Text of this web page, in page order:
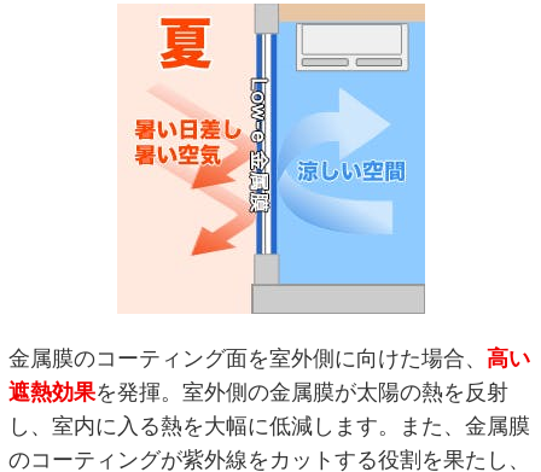
金属膜のコーティング面を室外側に向けた場合、 高い
遮熱効果を発揮。室外側の金属膜が太陽の熱を反射
し、室内に入る熱を大幅に低減します。また、金属膜
のコーティングが紫外線をカットする役割を果たし、